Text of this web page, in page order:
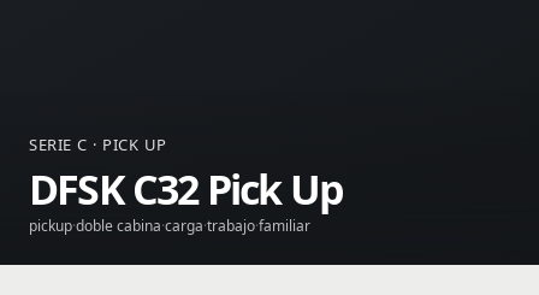
SERIE C · PICK UP
DFSK C32 Pick Up
pickup doble cabina carga trabajo familiar